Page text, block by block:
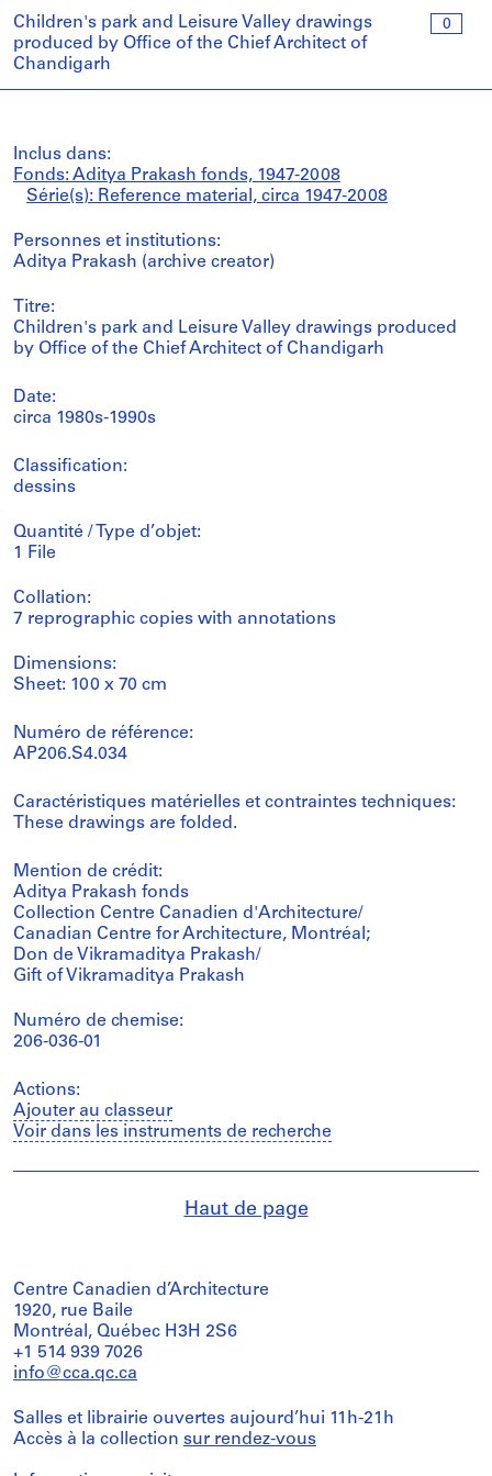
0
Children's park and Leisure Valley drawings
produced by Office of the Chief Architect of
Chandigarh
Inclus dans:
Fonds: Aditya Prakash fonds, 1947-2008
Série(s): Reference material, circa 1947-2008
Personnes et institutions:
Aditya Prakash (archive creator)
Titre:
Children's park and Leisure Valley drawings produced
by Office of the Chief Architect of Chandigarh
Date:
circa 1980s-1990s
Classification:
dessins
Quantité / Type d’objet:
1 File
Collation:
7 reprographic copies with annotations
Dimensions:
Sheet: 100 x 70 cm
Numéro de référence:
AP206.S4.034
Caractéristiques matérielles et contraintes techniques:
These drawings are folded.
Mention de crédit:
Aditya Prakash fonds
Collection Centre Canadien d'Architecture/
Canadian Centre for Architecture, Montréal;
Don de Vikramaditya Prakash/
Gift of Vikramaditya Prakash
Numéro de chemise:
206-036-01
Actions:
Ajouter au classeur
Voir dans les instruments de recherche
Haut de page
Centre Canadien d’Architecture
1920, rue Baile
Montréal, Québec H3H 2S6
+1 514 939 7026
info@cca.qc.ca
Salles et librairie ouvertes aujourd’hui 11h-21h
Accès à la collection sur rendez-vous